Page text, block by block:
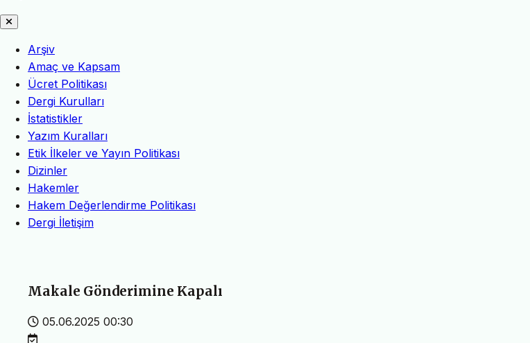
Arşiv
Amaç ve Kapsam
Ücret Politikası
Dergi Kurulları
İstatistikler
Yazım Kuralları
Etik İlkeler ve Yayın Politikası
Dizinler
Hakemler
Hakem Değerlendirme Politikası
Dergi İletişim
Makale Gönderimine Kapalı
05.06.2025 00:30